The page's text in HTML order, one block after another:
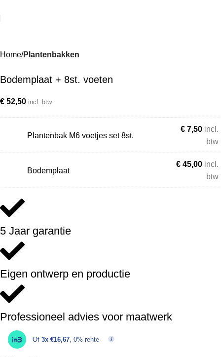
Home Plantenbakken
Bodemplaat + 8st. voeten
€ 52,50 incl. btw
Plantenbak M6 voetjes set 8st.
€ 7,50 incl.
btw
Bodemplaat
€ 45,00 incl.
btw
5 Jaar garantie
Eigen ontwerp en productie
Professioneel advies voor maatwerk
Of 3x €16,67, 0% rente